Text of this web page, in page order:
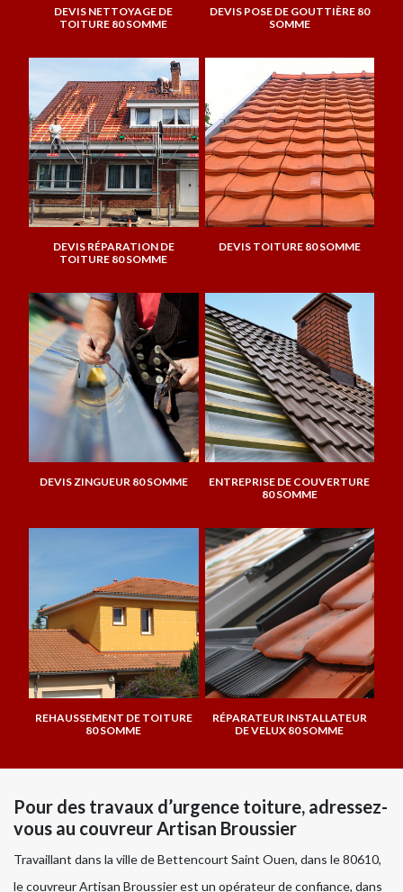
DEVIS NETTOYAGE DE
TOITURE 80 SOMME
DEVIS POSE DE GOUTTIÈRE 80
SOMME
DEVIS RÉPARATION DE
TOITURE 80 SOMME
DEVIS TOITURE 80 SOMME
DEVIS ZINGUEUR 80 SOMME
ENTREPRISE DE COUVERTURE
80 SOMME
REHAUSSEMENT DE TOITURE
80 SOMME
RÉPARATEUR INSTALLATEUR
DE VELUX 80 SOMME
Pour des travaux d’urgence toiture, adressez-
vous au couvreur Artisan Broussier
Travaillant dans la ville de Bettencourt Saint Ouen, dans le 80610,
le couvreur Artisan Broussier est un opérateur de confiance, dans